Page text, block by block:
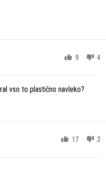
9 4
vso to plastično navleko?
17 2